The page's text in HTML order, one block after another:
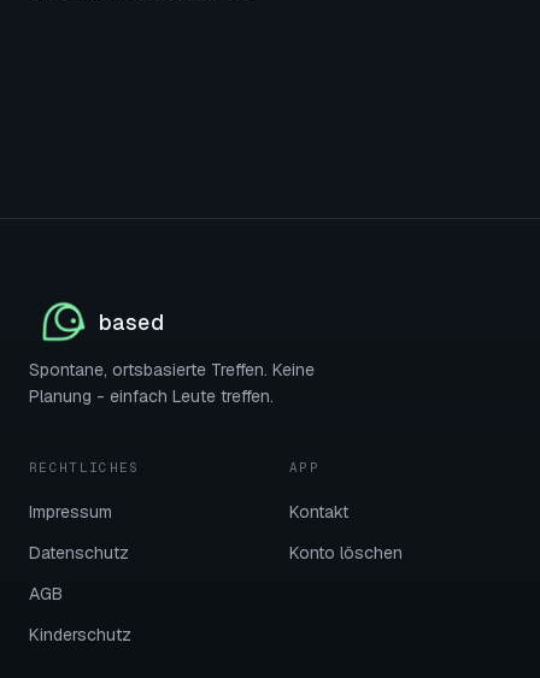
based
Spontane, ortsbasierte Treffen. Keine
Planung - einfach Leute treffen.
RECHTLICHES
Impressum
Datenschutz
AGB
Kinderschutz
APP
Kontakt
Konto löschen